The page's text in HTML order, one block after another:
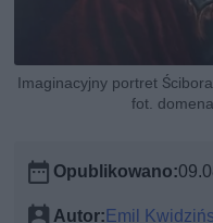
Imaginacyjny portret
fot.
Opublikowano:
Autor:Emil